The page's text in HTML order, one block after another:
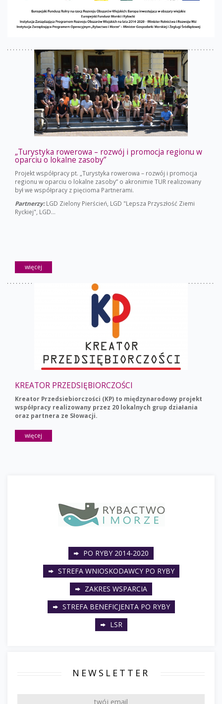
„Turystyka rowerowa – rozwój i promocja regionu w
oparciu o lokalne zasoby”
Projekt współpracy pt. „Turystyka rowerowa – rozwój i promocja
regionu w oparciu o lokalne zasoby” o akronimie TUR realizowany
był we współpracy z pięcioma Partnerami.
Partnerzy:LGD Zielony Pierścień, LGD "Lepsza Przyszłość Ziemi
Ryckiej", LGD...
więcej
KREATOR PRZEDSIĘBIORCZOŚCI
Kreator Przedsiebiorczości (KP) to międzynarodowy projekt
współpracy realizowany przez 20 lokalnych grup działania
oraz partnera ze Słowacji.
więcej
PO RYBY 2014-2020
STREFA WNIOSKODAWCY PO RYBY
ZAKRES WSPARCIA
STREFA BENEFICJENTA PO RYBY
LSR
NEWSLETTER